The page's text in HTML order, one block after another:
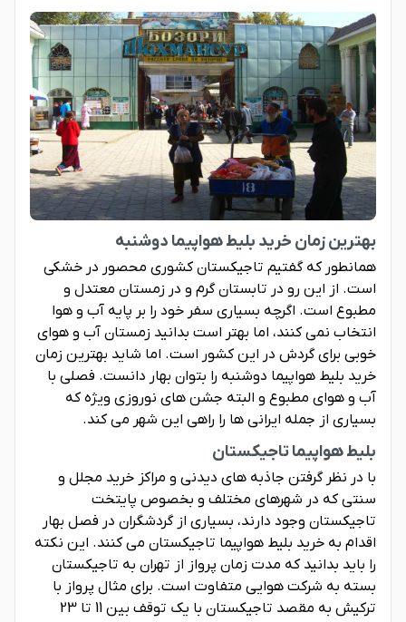
بهترین زمان خرید بلیط هواپیما دوشنبه
همانطور که گفتیم تاجیکستان کشوری محصور در خشکی
است. از این رو در تابستان گرم و در زمستان معتدل و
مطبوع است. اگرچه بسیاری سفر خود را بر پایه آب و هوا
انتخاب نمی کنند، اما بهتر است بدانید زمستان آب و هوای
خوبی برای گردش در این کشور است. اما شاید بهترین زمان
خرید بلیط هواپیما دوشنبه را بتوان بهار دانست. فصلی با
آب و هوای مطبوع و البته جشن های نوروزی ویژه که
بسیاری از جمله ایرانی ها را راهی این شهر می کند.
بلیط هواپیما تاجیکستان
با در نظر گرفتن جاذبه های دیدنی و مراکز خرید مجلل و
سنتی که در شهرهای مختلف و بخصوص پایتخت
تاجیکستان وجود دارند، بسیاری از گردشگران در فصل بهار
اقدام به خرید بلیط هواپیما تاجیکستان می کنند. این نکته
را باید بدانید که مدت زمان پرواز از تهران به تاجیکستان
بسته به شرکت هوایی متفاوت است. برای مثال پرواز با
ترکیش به مقصد تاجیکستان با یک توقف بین 11 تا 23